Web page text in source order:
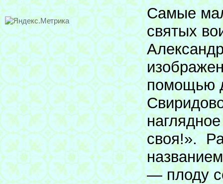
Самые
святых
помощью
своя!».
— плоду